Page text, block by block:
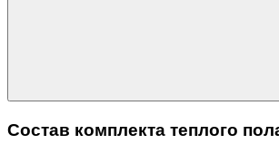
Состав комплекта теплого